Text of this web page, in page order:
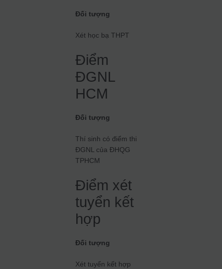
Đối tượng
Xét học bạ THPT
Điểm
ĐGNL
HCM
Đối tượng
Thí sinh có điểm thi
ĐGNL của ĐHQG
TPHCM
Điểm xét
tuyển kết
hợp
Đối tượng
Xét tuyển kết hợp